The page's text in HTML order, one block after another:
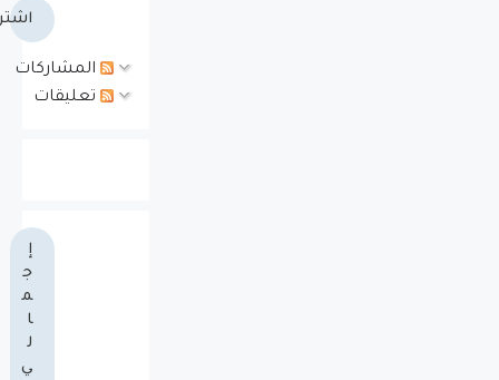
المشاركات
تعليقات
إ
ج
م
ا
ل
ي